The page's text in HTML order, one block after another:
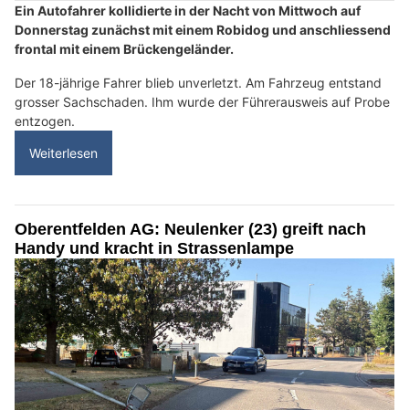
Ein Autofahrer kollidierte in der Nacht von Mittwoch auf
Donnerstag zunächst mit einem Robidog und anschliessend
frontal mit einem Brückengeländer.
Der 18-jährige Fahrer blieb unverletzt. Am Fahrzeug entstand
grosser Sachschaden. Ihm wurde der Führerausweis auf Probe
entzogen.
Weiterlesen
Oberentfelden AG: Neulenker (23) greift nach
Handy und kracht in Strassenlampe